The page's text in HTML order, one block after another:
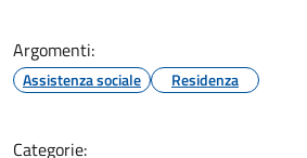
Argomenti:
Assistenza sociale Residenza
Categorie: